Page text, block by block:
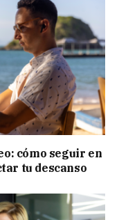
cómo seguir en
tu descanso